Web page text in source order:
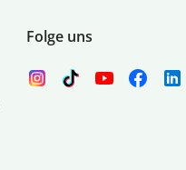
Folge uns